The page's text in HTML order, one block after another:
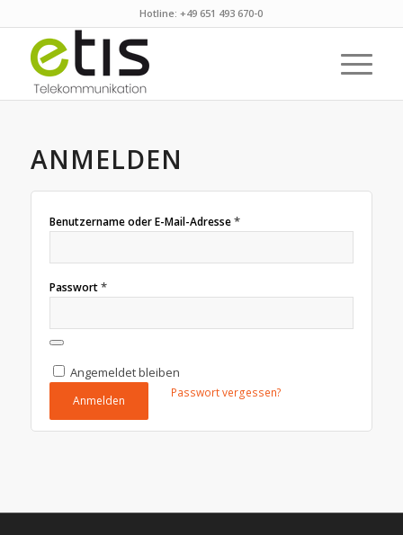
Hotline: +49 651 493 670-0
ANMELDEN
Benutzername oder E-Mail-Adresse*
Passwort*
Angemeldet bleiben
Anmelden
Passwort vergessen?